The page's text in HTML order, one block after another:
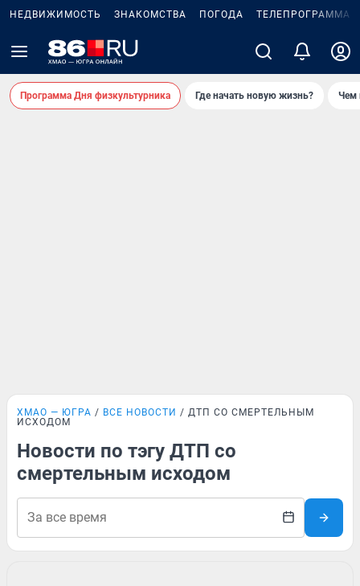
НЕДВИЖИМОСТЬ ЗНАКОМСТВА ПОГОДА ТЕЛЕПРОГРАММА
Программа Дня физкультурника Где начать новую жизнь? Чем
ХМАО — ЮГРА ВСЕ НОВОСТИ
ДТП СО СМЕРТЕЛЬНЫМ
ИСХОДОМ
Новости по тэгу ДТП со
смертельным исходом